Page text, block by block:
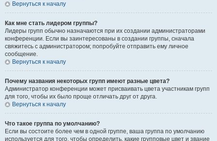
Вернуться к началу
Как мне стать лидером группы?
Лидеры групп обычно назначаются при их создании администраторами
конференции. Если вы заинтересованы в создании группы, сначала
свяжитесь с администратором; попробуйте отправить ему личное
сообщение.
Вернуться к началу
Почему названия некоторых групп имеют разные цвета?
Администратор конференции может присваивать цвета участникам групп
для того, чтобы их было проще отличать друг от друга.
Вернуться к началу
Что такое группа по умолчанию?
Если вы состоите более чем в одной группе, ваша группа по умолчанию
используется для того, чтобы определить, какие групповые цвет и звание